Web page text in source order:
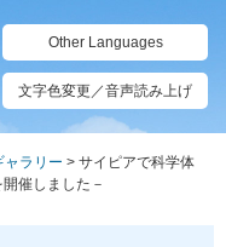
Other Languages
文字色変更／音声読み上げ
ラリー > サイピアで科学体
催しました－